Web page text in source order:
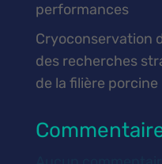
performances
Cryoconservation
des recherches
de la filière porcine